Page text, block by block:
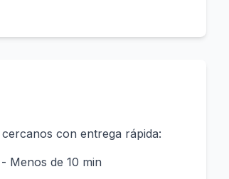
con entrega rápida:
- Menos de 10 min